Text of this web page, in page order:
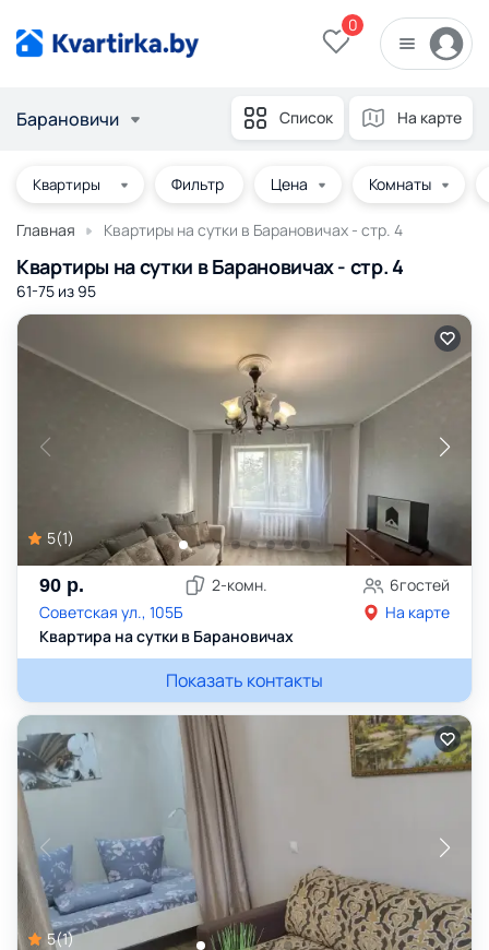
0
Барановичи Список На карте
Фильтр Цена Комнаты
Главная Квартиры на сутки в Барановичах - стр. 4
Квартиры на сутки в Барановичах - стр. 4
61-75 из 95
5(1)
90 р. 2-комн. 6гостей
Советская ул., 105Б
На карте
Квартира на сутки в Барановичах
Показать контакты
5(1)